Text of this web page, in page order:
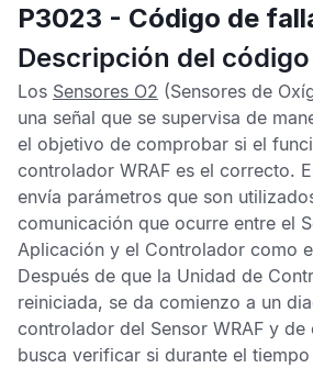
P3023 - Código de
Descripción del código
Los Sensores O2 (Sensores de
una señal que se supervisa de
el objetivo de comprobar si el
controlador WRAF es el correcto.
envía parámetros que son
comunicación que ocurre entre el
Aplicación y el Controlador como
Después de que la Unidad de
reiniciada, se da comienzo a un
controlador del Sensor WRAF y de
busca verificar si durante el